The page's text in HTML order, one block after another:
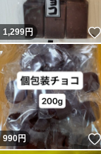
1,299円
990円